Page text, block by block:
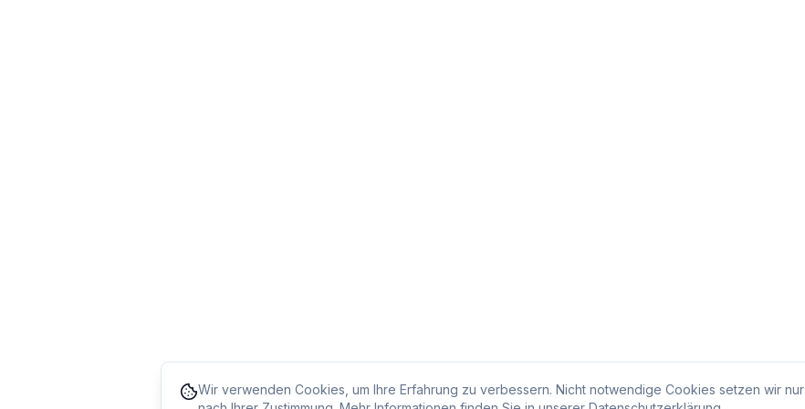
Wir verwenden Cookies, um Ihre Erfahrung zu verbessern. Nicht notwendige Cookies setzen wir nur